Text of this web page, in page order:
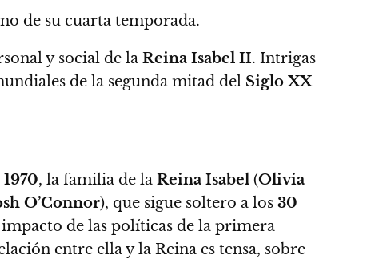
de su cuarta temporada.
y social de la Reina Isabel II. Intrigas
de la segunda mitad del Siglo XX
1970, la familia de la Reina Isabel (Olivia
O’Connor), que sigue soltero a los 30
de las políticas de la primera
entre ella y la Reina es tensa, sobre